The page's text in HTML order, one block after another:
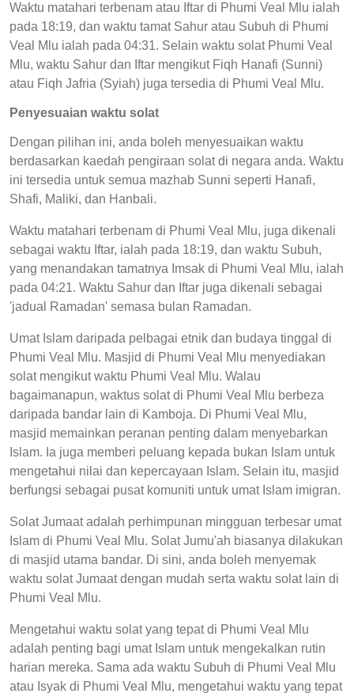
Waktu matahari terbenam atau Iftar di Phumi Veal Mlu ialah
pada 18:19, dan waktu tamat Sahur atau Subuh di Phumi
Veal Mlu ialah pada 04:31. Selain waktu solat Phumi Veal
Mlu, waktu Sahur dan Iftar mengikut Fiqh Hanafi (Sunni)
atau Fiqh Jafria (Syiah) juga tersedia di Phumi Veal Mlu.
Penyesuaian waktu solat
Dengan pilihan ini, anda boleh menyesuaikan waktu
berdasarkan kaedah pengiraan solat di negara anda. Waktu
ini tersedia untuk semua mazhab Sunni seperti Hanafi,
Shafi, Maliki, dan Hanbali.
Waktu matahari terbenam di Phumi Veal Mlu, juga dikenali
sebagai waktu Iftar, ialah pada 18:19, dan waktu Subuh,
yang menandakan tamatnya Imsak di Phumi Veal Mlu, ialah
pada 04:21. Waktu Sahur dan Iftar juga dikenali sebagai
'jadual Ramadan' semasa bulan Ramadan.
Umat Islam daripada pelbagai etnik dan budaya tinggal di
Phumi Veal Mlu. Masjid di Phumi Veal Mlu menyediakan
solat mengikut waktu Phumi Veal Mlu. Walau
bagaimanapun, waktus solat di Phumi Veal Mlu berbeza
daripada bandar lain di Kamboja. Di Phumi Veal Mlu,
masjid memainkan peranan penting dalam menyebarkan
Islam. Ia juga memberi peluang kepada bukan Islam untuk
mengetahui nilai dan kepercayaan Islam. Selain itu, masjid
berfungsi sebagai pusat komuniti untuk umat Islam imigran.
Solat Jumaat adalah perhimpunan mingguan terbesar umat
Islam di Phumi Veal Mlu. Solat Jumu'ah biasanya dilakukan
di masjid utama bandar. Di sini, anda boleh menyemak
waktu solat Jumaat dengan mudah serta waktu solat lain di
Phumi Veal Mlu.
Mengetahui waktu solat yang tepat di Phumi Veal Mlu
adalah penting bagi umat Islam untuk mengekalkan rutin
harian mereka. Sama ada waktu Subuh di Phumi Veal Mlu
atau Isyak di Phumi Veal Mlu, mengetahui waktu yang tepat